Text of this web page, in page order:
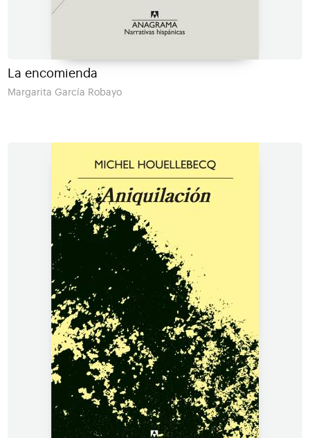
La encomienda
Margarita García Robayo